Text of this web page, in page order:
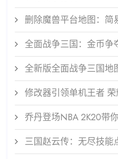
删除魔兽平台地图：简
全面战争三国：金币争
全新版全面战争三国地
修改器引领单机王者
乔丹登场NBA 2K20带
三国赵云传：无尽技能